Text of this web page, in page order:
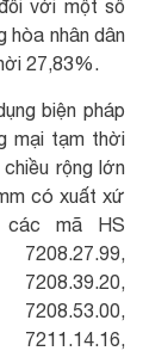
với một số
hòa nhân dân
27,83%.
biện pháp
mại tạm thời
rộng lớn
có xuất xứ
các mã HS